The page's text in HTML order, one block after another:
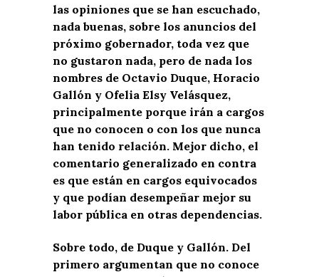
las opiniones que se han escuchado,
nada buenas, sobre los anuncios del
próximo gobernador, toda vez que
no gustaron nada, pero de nada los
nombres de Octavio Duque, Horacio
Gallón y Ofelia Elsy Velásquez,
principalmente porque irán a cargos
que no conocen o con los que nunca
han tenido relación. Mejor dicho, el
comentario generalizado en contra
es que están en cargos equivocados
y que podían desempeñar mejor su
labor pública en otras dependencias.
Sobre todo, de Duque y Gallón. Del
primero argumentan que no conoce